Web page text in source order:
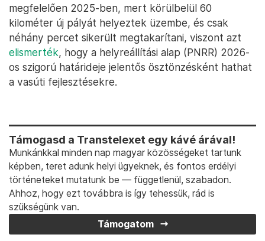
megfelelően 2025-ben, mert körülbelül 60
kilométer új pályát helyeztek üzembe, és csak
néhány percet sikerült megtakarítani, viszont azt
elismerték, hogy a helyreállítási alap (PNRR) 2026-
os szigorú határideje jelentős ösztönzésként hathat
a vasúti fejlesztésekre.
Támogasd a Transtelexet egy kávé árával!
Munkánkkal minden nap magyar közösségeket tartunk
képben, teret adunk helyi ügyeknek, és fontos erdélyi
történeteket mutatunk be — függetlenül, szabadon.
Ahhoz, hogy ezt továbbra is így tehessük, rád is
szükségünk van.
Támogatom